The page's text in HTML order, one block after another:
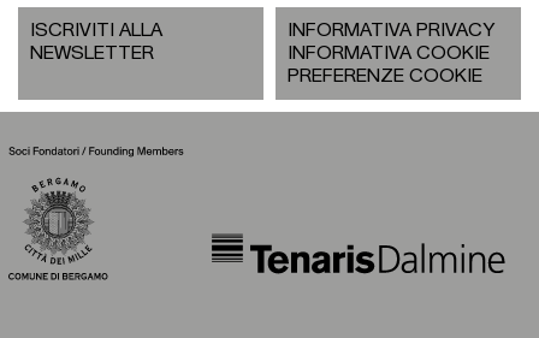
ISCRIVITI ALLA
NEWSLETTER
INFORMATIVA PRIVACY
INFORMATIVA COOKIE
PREFERENZE COOKIE